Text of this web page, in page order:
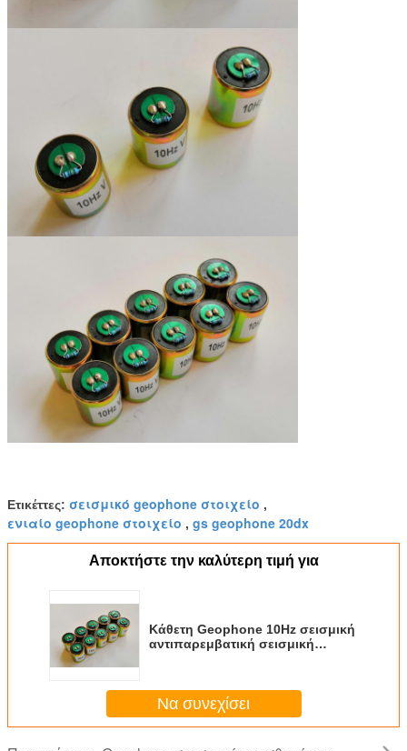
Ετικέττες: σεισμικό geophone στοιχείο ,
ενιαίο geophone στοιχείο , gs geophone 20dx
Αποκτήστε την καλύτερη τιμή για
Κάθετη Geophone 10Hz σεισμική
αντιπαρεμβατική σεισμική
Να συνεχίσει